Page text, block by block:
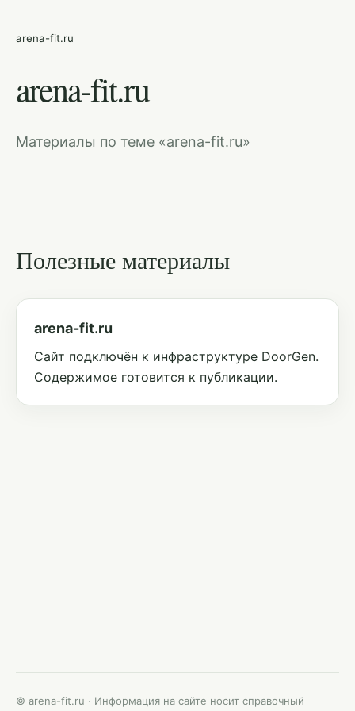
arena-fit.ru
arena-fit.ru
Материалы по теме «arena-fit.ru»
Полезные материалы
arena-fit.ru
Сайт подключён к инфраструктуре DoorGen.
Содержимое готовится к публикации.
© arena-fit.ru · Информация на сайте носит справочный